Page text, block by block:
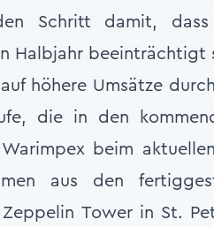
Schritt damit,
Halbjahr beeinträchtigt
höhere Umsätze
die in den
beim
aus den
Tower in St.